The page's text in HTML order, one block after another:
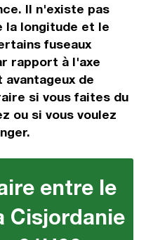
Il n'existe pas
la longitude et le
fuseaux
rapport à l'axe
avantageux de
si vous faites du
ou si vous voulez
entre le
Cisjordanie